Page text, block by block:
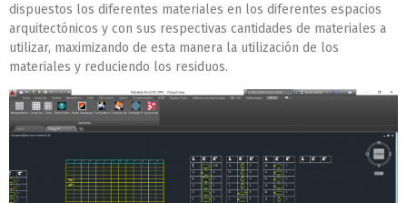
dispuestos los diferentes materiales en los diferentes espacios
arquitectónicos y con sus respectivas cantidades de materiales a
utilizar, maximizando de esta manera la utilización de los
materiales y reduciendo los residuos.